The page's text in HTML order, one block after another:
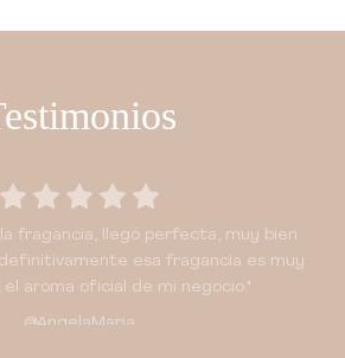
a mi casa y sentir ese placer de
que recibo al entrar en ella, y que he
las fragancias blassus, sus agradables
favorita vainilla que me envuelve con
definitivamente esa fragancia es muy
el aroma oficial de mi negocio."
todos los aromas!!! Son espectaculares"
@nandisb